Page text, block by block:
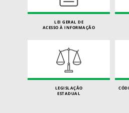
LEI GERAL DE
ACESSO À INFORMAÇÃO
LEGISLAÇÃO
ESTADUAL